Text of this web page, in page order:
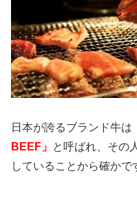
日本が誇るブランド牛は
BEEF」 と呼ばれ、その
していることから確かで